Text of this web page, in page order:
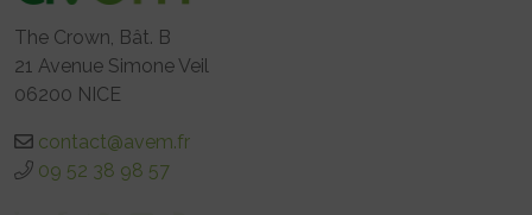
The Crown, Bât. B
21 Avenue Simone Veil
06200 NICE
contact@avem.fr
09 52 38 98 57